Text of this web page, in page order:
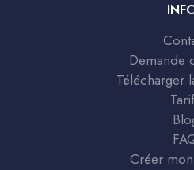
Demande
Télécharger
Créer